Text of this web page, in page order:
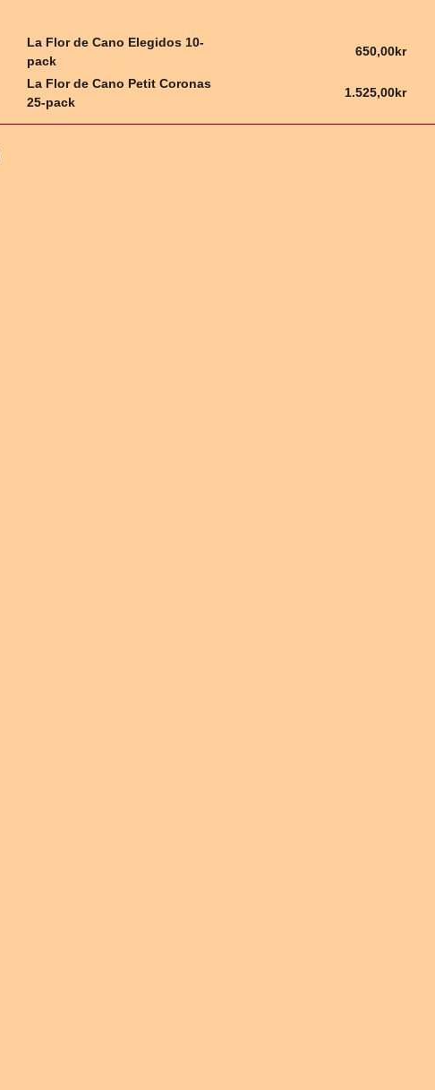
La Flor de Cano Elegidos 10-
pack
650,00kr
La Flor de Cano Petit Coronas
25-pack
1.525,00kr